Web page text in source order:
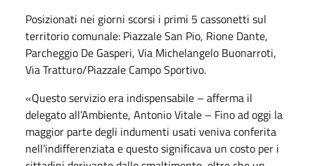
Posizionati nei giorni scorsi i primi 5 cassonetti sul
territorio comunale: Piazzale San Pio, Rione Dante,
Parcheggio De Gasperi, Via Michelangelo Buonarroti,
Via Tratturo/Piazzale Campo Sportivo.
«Questo servizio era indispensabile – afferma il
delegato all’Ambiente, Antonio Vitale – Fino ad oggi la
maggior parte degli indumenti usati veniva conferita
nell’indifferenziata e questo significava un costo per i